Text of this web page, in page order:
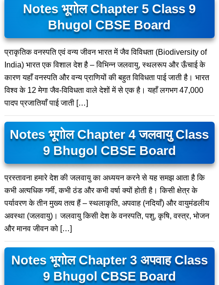
Notes भूगोल Chapter 5 Class 9
Bhugol CBSE Board
प्राकृतिक वनस्पति एवं वन्य जीवन भारत में जैव विविधता (Biodiversity of
India) भारत एक विशाल देश है – विभिन्न जलवायु, स्थलरूप और ऊँचाई के
कारण यहाँ वनस्पति और वन्य प्राणियों की बहुत विविधता पाई जाती है। भारत
विश्व के 12 मेगा जैव-विविधता वाले देशों में से एक है। यहाँ लगभग 47,000
पादप प्रजातियाँ पाई जाती […]
Notes भूगोल Chapter 4 जलवायु Class
9 Bhugol CBSE Board
प्रस्तावना हमारे देश की जलवायु का अध्ययन करने से यह समझ आता है कि
कभी अत्यधिक गर्मी, कभी ठंड और कभी वर्षा क्यों होती है। किसी क्षेत्र के
पर्यावरण के तीन मुख्य तत्व हैं – स्थलाकृति, अपवाह (नदियाँ) और वायुमंडलीय
अवस्था (जलवायु)। जलवायु किसी देश के वनस्पति, पशु, कृषि, वस्त्र, भोजन
और मानव जीवन को […]
Notes भूगोल Chapter 3 अपवाह Class
9 Bhugol CBSE Board